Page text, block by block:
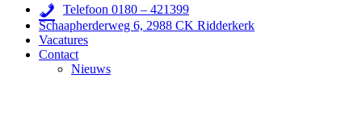
Telefoon 0180 – 421399
Schaapherderweg 6, 2988 CK Ridderkerk
Vacatures
Contact
Nieuws